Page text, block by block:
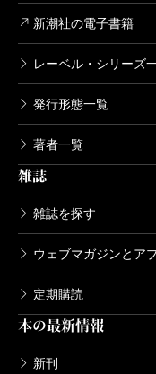
ことも、いろいろと
塩野そうだったわ
――もう塩野さんに
で、原稿ができて見
うな、ボツだって言
すと。実際にしゃ
だと言って、載せま
塩野あのときは新
ね。「いや、このま
なきゃってことで
うちの息子には「マ
て話だったんじゃ
ど。いろいろとお
ニア王ではあるけれ
と。となれば、ギリ
いけない。
――それで全三巻に
新潮社の電子書籍
レーベル・シリーズ
発行形態一覧
著者一覧
雑誌
雑誌を探す
ウェブマガジンとア
定期購読
本の最新情報
新刊